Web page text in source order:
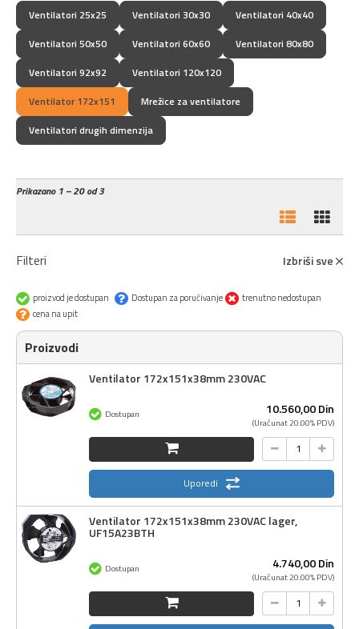
Ventilatori 25x25 Ventilatori 30x30
Ventilatori 40x40
Ventilatori 50x50
Ventilatori 60x60
Ventilatori 80x80
Ventilatori 92x92
Ventilatori 120x120
Ventilator 172x151
Mrežice za ventilatore
Ventilatori drugih dimenzija
Prikazano1 – 20 od 3
Filteri Izbriši sve
proizvod je dostupan Dostupan za poručivanje
trenutno nedostupan
cena na upit
Proizvodi
Ventilator 172x151x38mm 230VAC
10.560,00Din
(Uračunat 20.00% PDV)
Dostupan
Uporedi
Ventilator 172x151x38mm 230VAC lager,
UF15A23BTH
4.740,00Din
(Uračunat 20.00% PDV)
Dostupan